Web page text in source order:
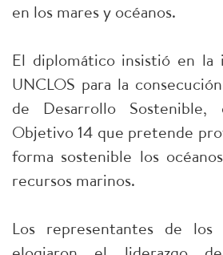
en los mares y océanos.
El diplomático insistió en la
UNCLOS para la
de Desarrollo
Objetivo 14 que pretende
forma sostenible los
recursos marinos.
Los representantes de los